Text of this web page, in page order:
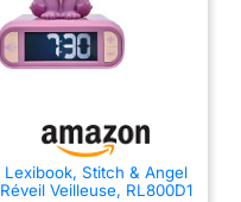
Lexibook, Stitch & Angel
Réveil Veilleuse, RL800D1